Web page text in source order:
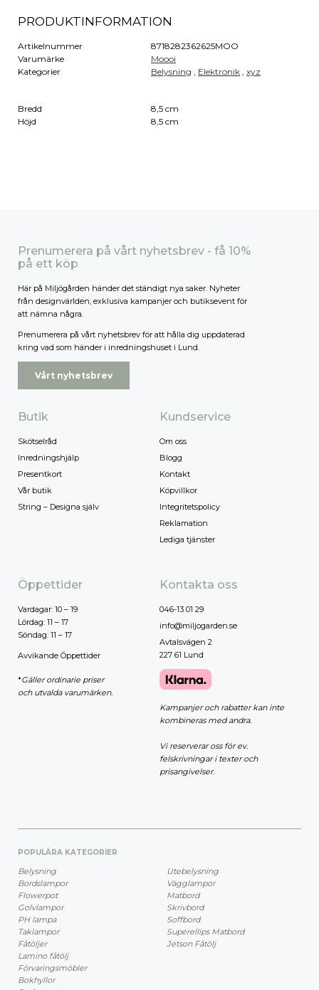
PRODUKTINFORMATION
Artikelnummer
8718282362625MOO
Varumärke
Moooi
Kategorier
Belysning Elektronik ,xyz
Bredd
8,5 cm
Höjd
8,5 cm
Prenumerera på vårt nyhetsbrev - få 10%
på ett köp
Här på Miljögården händer det ständigt nya saker. Nyheter
från designvärlden, exklusiva kampanjer och butiksevent för
att nämna några.
Prenumerera på vårt nyhetsbrev för att hålla dig uppdaterad
kring vad som händer i inredningshuset i Lund.
Vårt nyhetsbrev
Butik
Skötselråd
Inredningshjälp
Presentkort
Vår butik
String – Designa själv
Kundservice
Om oss
Blogg
Kontakt
Köpvillkor
Integritetspolicy
Reklamation
Lediga tjänster
Öppettider
Vardagar: 10 – 19
Lördag: 11 – 17
Söndag: 11 – 17
Avvikande Öppettider
*Gäller ordinarie priser
och utvalda varumärken.
Kontakta oss
046-13 01 29
info@miljogarden.se
Avtalsvägen 2
227 61 Lund
Kampanjer och rabatter kan inte
kombineras med andra.
Vi reserverar oss för ev.
felskrivningar i texter och
prisangivelser.
POPULÄRA KATEGORIER
Belysning
Bordslampor
Flowerpot
Golvlampor
PH lampa
Taklampor
Fåtöljer
Lamino fåtölj
Förvaringsmöbler
Bokhyllor
Utebelysning
Vägglampor
Matbord
Skrivbord
Soffbord
Superellips Matbord
Jetson Fåtölj